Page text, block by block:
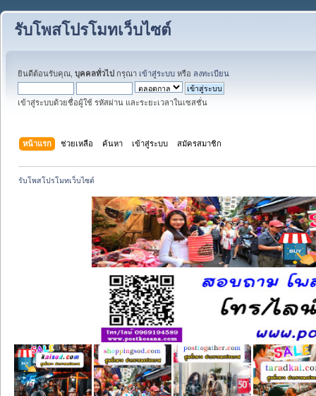
รับโพสโปรโมทเว็บไซต์
ยินดีต้อนรับคุณ, บุคคลทั่วไป กรุณา เข้าสู่ระบบ หรือ ลงทะเบียน
เข้าสู่ระบบด้วยชื่อผู้ใช้ รหัสผ่าน และระยะเวลาในเซสชั่น
หน้าแรก ช่วยเหลือ ค้นหา เข้าสู่ระบบ สมัครสมาชิก
รับโพสโปรโมทเว็บไซต์